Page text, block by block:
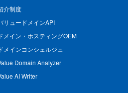
介制度
リュードメインAPI
ドメイン・ホスティングOEM
ドメインコンシェルジュ
Domain Analyzer
AI Writer